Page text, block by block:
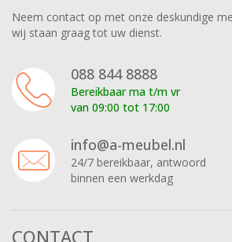
Neem contact op met onze deskundige
wij staan graag tot uw dienst.
088 844 8888
Bereikbaar ma t/m vr
van 09:00 tot 17:00
info@a-meubel.nl
24/7 bereikbaar, antwoord
binnen een werkdag
CONTACT